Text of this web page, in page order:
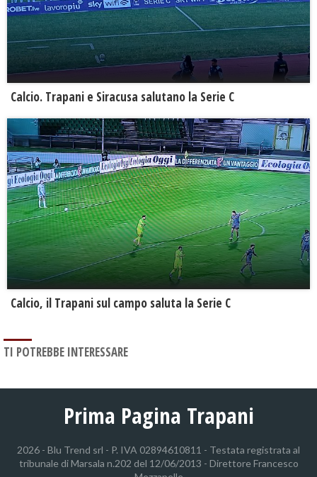
Calcio. Trapani e Siracusa salutano la Serie C
Calcio, il Trapani sul campo saluta la Serie C
TI POTREBBE INTERESSARE
Prima Pagina Trapani
2026 - Blu Trend srl - P. IVA 02894610811 - Testata registrata al
tribunale di Marsala n.202 del 12/06/2013 - Direttore Francesco